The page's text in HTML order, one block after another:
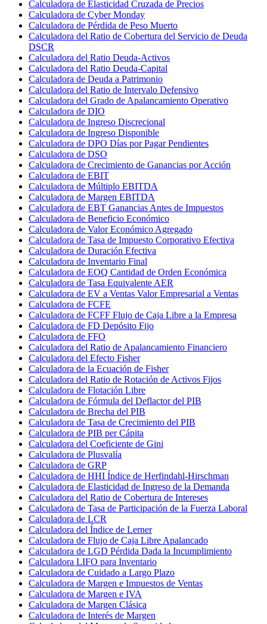
Calculadora de Elasticidad Cruzada de Precios
Calculadora de Cyber Monday
Calculadora de Pérdida de Peso Muerto
Calculadora del Ratio de Cobertura del Servicio de Deuda
DSCR
Calculadora del Ratio Deuda-Activos
Calculadora del Ratio Deuda-Capital
Calculadora de Deuda a Patrimonio
Calculadora del Ratio de Intervalo Defensivo
Calculadora del Grado de Apalancamiento Operativo
Calculadora de DIO
Calculadora de Ingreso Discrecional
Calculadora de Ingreso Disponible
Calculadora de DPO Días por Pagar Pendientes
Calculadora de DSO
Calculadora de Crecimiento de Ganancias por Acción
Calculadora de EBIT
Calculadora de Múltiplo EBITDA
Calculadora de Margen EBITDA
Calculadora de EBT Ganancias Antes de Impuestos
Calculadora de Beneficio Económico
Calculadora de Valor Económico Agregado
Calculadora de Tasa de Impuesto Corporativo Efectiva
Calculadora de Duración Efectiva
Calculadora de Inventario Final
Calculadora de EOQ Cantidad de Orden Económica
Calculadora de Tasa Equivalente AER
Calculadora de EV a Ventas Valor Empresarial a Ventas
Calculadora de FCFE
Calculadora de FCFF Flujo de Caja Libre a la Empresa
Calculadora de FD Depósito Fijo
Calculadora de FFO
Calculadora del Ratio de Apalancamiento Financiero
Calculadora del Efecto Fisher
Calculadora de la Ecuación de Fisher
Calculadora del Ratio de Rotación de Activos Fijos
Calculadora de Flotación Libre
Calculadora de Fórmula del Deflactor del PIB
Calculadora de Brecha del PIB
Calculadora de Tasa de Crecimiento del PIB
Calculadora de PIB per Cápita
Calculadora del Coeficiente de Gini
Calculadora de Plusvalía
Calculadora de GRP
Calculadora de HHI Índice de Herfindahl-Hirschman
Calculadora de Elasticidad de Ingreso de la Demanda
Calculadora del Ratio de Cobertura de Intereses
Calculadora de Tasa de Participación de la Fuerza Laboral
Calculadora de LCR
Calculadora del Índice de Lerner
Calculadora de Flujo de Caja Libre Apalancado
Calculadora de LGD Pérdida Dada la Incumplimiento
Calculadora LIFO para Inventario
Calculadora de Cuidado a Largo Plazo
Calculadora de Margen e Impuestos de Ventas
Calculadora de Margen e IVA
Calculadora de Margen Clásica
Calculadora de Interés de Margen